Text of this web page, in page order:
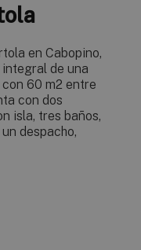
en Cabopino,
de una
60 m2 entre
con dos
isla, tres baños,
despacho,